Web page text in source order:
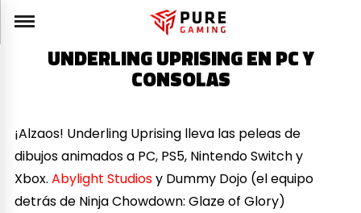
UNDERLING UPRISING EN PC Y
CONSOLAS
¡Alzaos! Underling Uprising lleva las peleas de
dibujos animados a PC, PS5, Nintendo Switch y
Xbox.Abylight Studiosy Dummy Dojo (el equipo
detrás de Ninja Chowdown: Glaze of Glory)